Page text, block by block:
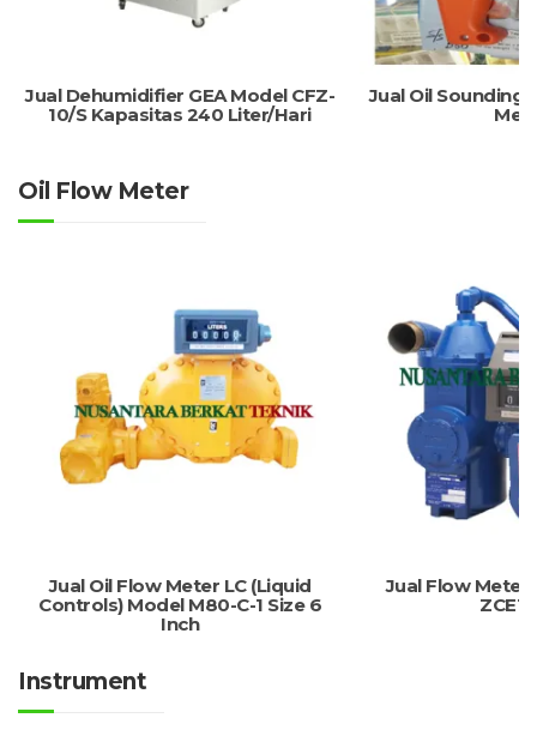
Jual Dehumidifier GEA Model CFZ-
Jual Oil
Oil Flow Meter
Jual Oil Flow Meter LC (Liquid
Controls) Model M80-C-1 Size 6
Jual Flow Meter
Instrument